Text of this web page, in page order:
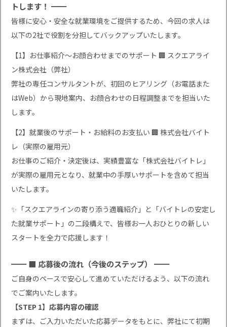
トします！ ━━
皆様に安心・安全な就業環境をご提供するため、今回の求人は
以下の2社で役割を分担してバックアップいたします。
【1】お仕事紹介〜お顔合わせまでのサポート 🏢 スクエアライ
ン株式会社（弊社）
弊社の専任コンサルタントが、初回のヒアリング（お電話また
はWeb）から現地案内、お顔合わせの日程調整までを担当いた
します。
【2】就業後のサポート・お給料のお支払い 🏢 株式会社バイト
レ（実際の雇用元）
お仕事のご紹介・決定後は、実績豊富な「株式会社バイトレ」
が実際の雇用元となり、就業中の手厚いサポートを含めて担当
いたします。
✨「スクエアラインの寄り添う適職紹介」と「バイトレの安定し
た就業サポート」の二段構えで、皆様お一人おひとりの新しい
スタートを全力で応援します！
━━ ■ 応募後の流れ（今後のステップ） ━━
ご自身のペースで安心して進めていただけるよう、以下の流れ
でご案内いたします。
【STEP 1】応募内容の確認
まずは、ご入力いただいた応募データをもとに、弊社にて初期